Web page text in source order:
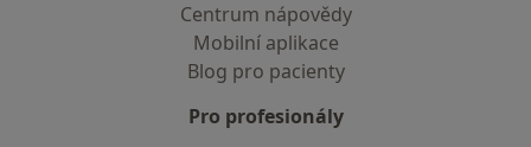
Centrum nápovědy
Mobilní aplikace
Blog pro pacienty
Pro profesionály